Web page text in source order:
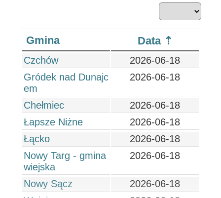
Gmina Data
Czchów
2026-06-18
Gródek nad Dunajc
em
2026-06-18
Chełmiec
2026-06-18
Łapsze Niżne
2026-06-18
Łącko
2026-06-18
Nowy Targ - gmina
wiejska
2026-06-18
Nowy Sącz
2026-06-18